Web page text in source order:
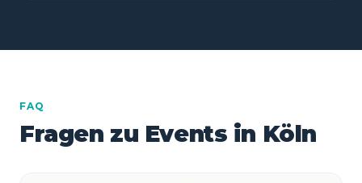
FAQ
Fragen zu Events in Köln